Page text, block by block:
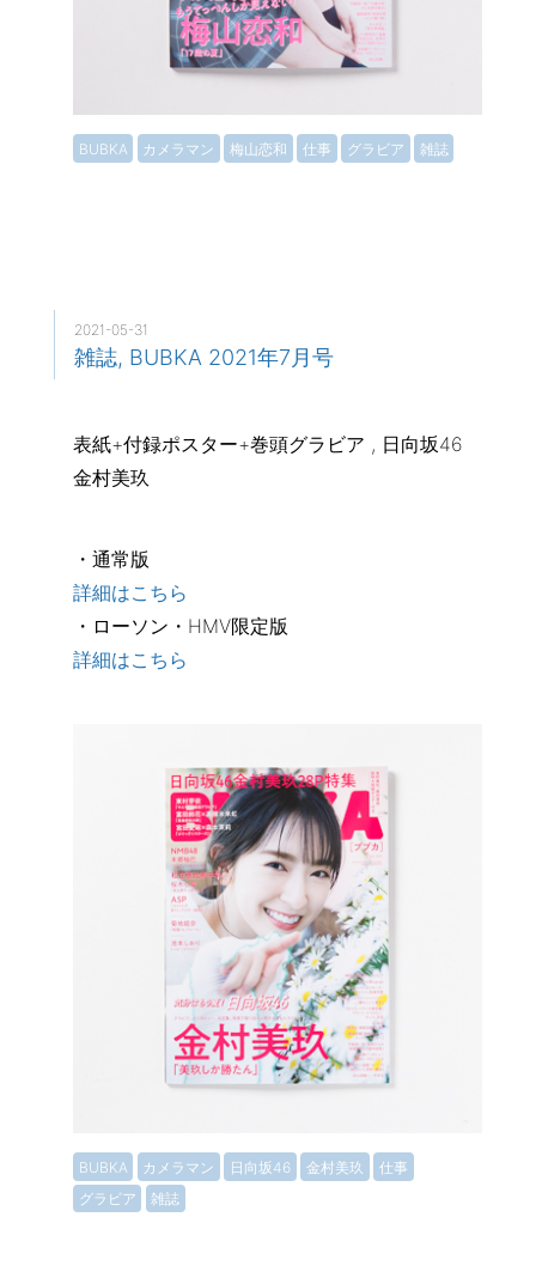
BUBKA カメラマン 梅山恋和 仕事 グラビア 雑誌
2021-05-31
雑誌, BUBKA 2021年7月号
表紙+付録ポスター+巻頭グラビア , 日向坂46
金村美玖
・通常版
詳細はこちら
・ローソン・HMV限定版
詳細はこちら
BUBKA カメラマン 日向坂46 金村美玖
仕事
グラビア
雑誌